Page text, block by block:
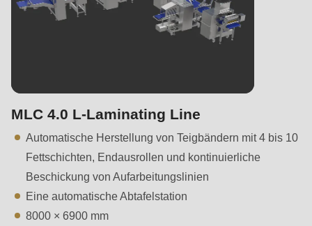
MLC 4.0 L-Laminating Line
Automatische Herstellung von Teigbändern mit 4 bis 10
Fettschichten, Endausrollen und kontinuierliche
Beschickung von Aufarbeitungslinien
Eine automatische Abtafelstation
8000 × 6900 mm